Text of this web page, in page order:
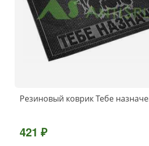
Резиновый коврик Тебе
421 ₽